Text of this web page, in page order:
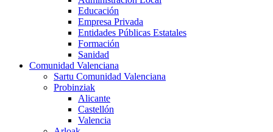
Educación
Empresa Privada
Entidades Públicas Estatales
Formación
Sanidad
Comunidad Valenciana
Sartu Comunidad Valenciana
Probinziak
Alicante
Castellón
Valencia